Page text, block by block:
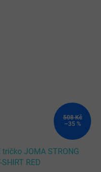
508 Kč
–35 %
JOMA STRONG
RED